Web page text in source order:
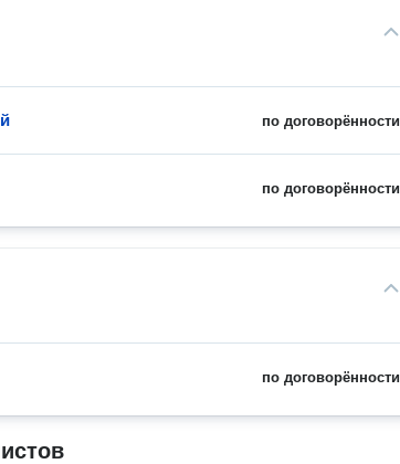
по договорённости
по договорённости
по договорённости